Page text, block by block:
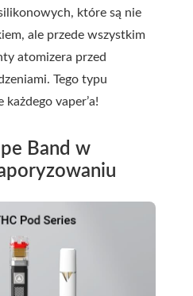
które są nie
ale przede wszystkim
atomizera przed
Tego typu
vaper’a!
Band w